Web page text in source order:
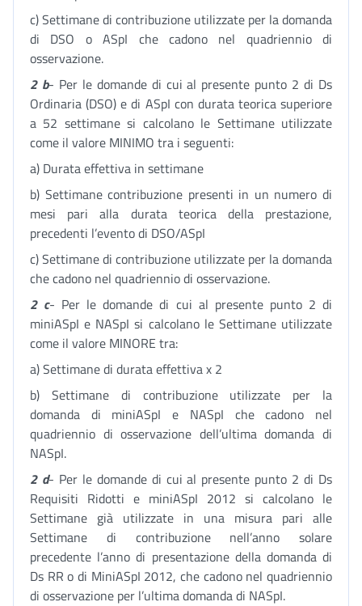
c) Settimane di contribuzione utilizzate per la domanda
di DSO o ASpI che cadono nel quadriennio di
osservazione.
2 b- Per le domande di cui al presente punto 2 di Ds
Ordinaria (DSO) e di ASpI con durata teorica superiore
a 52 settimane si calcolano le Settimane utilizzate
come il valore MINIMO tra i seguenti:
a) Durata effettiva in settimane
b) Settimane contribuzione presenti in un numero di
mesi pari alla durata teorica della prestazione,
precedenti l’evento di DSO/ASpI
c) Settimane di contribuzione utilizzate per la domanda
che cadono nel quadriennio di osservazione.
2 c- Per le domande di cui al presente punto 2 di
miniASpI e NASpI si calcolano le Settimane utilizzate
come il valore MINORE tra:
a) Settimane di durata effettiva x 2
b) Settimane di contribuzione utilizzate per la
domanda di miniASpI e NASpI che cadono nel
quadriennio di osservazione dell’ultima domanda di
NASpI.
2 d- Per le domande di cui al presente punto 2 di Ds
Requisiti Ridotti e miniASpI 2012 si calcolano le
Settimane già utilizzate in una misura pari alle
Settimane di contribuzione nell’anno solare
precedente l’anno di presentazione della domanda di
Ds RR o di MiniASpI 2012, che cadono nel quadriennio
di osservazione per l’ultima domanda di NASpI.